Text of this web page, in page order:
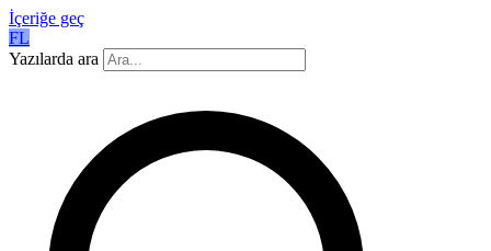
İçeriğe geç
FL
Yazılarda ara